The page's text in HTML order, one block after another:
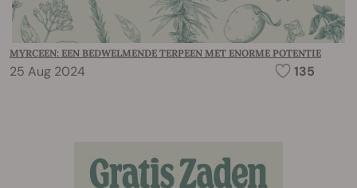
MYRCEEN: EEN BEDWELMENDE TERPEEN MET ENORME POTENTIE
25 Aug 2024 135